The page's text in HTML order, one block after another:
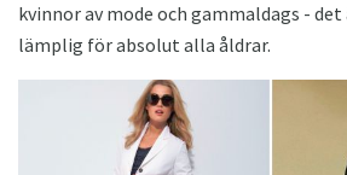
kvinnor av mode och gammaldags -
lämplig för absolut alla åldrar.